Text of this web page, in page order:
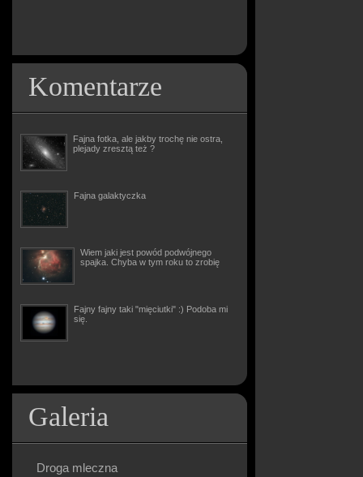
Komentarze
Fajna fotka, ale jakby trochę nie ostra,
plejady zresztą też ?
Fajna galaktyczka
Wiem jaki jest powód podwójnego
spajka. Chyba w tym roku to zrobię
Fajny fajny taki "mięciutki" :) Podoba mi
się.
Galeria
Droga mleczna